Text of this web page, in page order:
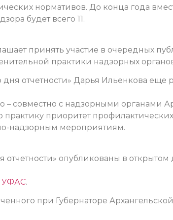
нормативов. До конца года
будет всего 11.
принять участие в очередных
практики надзорных
отчетности» Дарья Ильенкова еще
– совместно с надзорными органами
приоритет
надзорным мероприятиям.
опубликованы в открытом
УФАС.
при Губернаторе